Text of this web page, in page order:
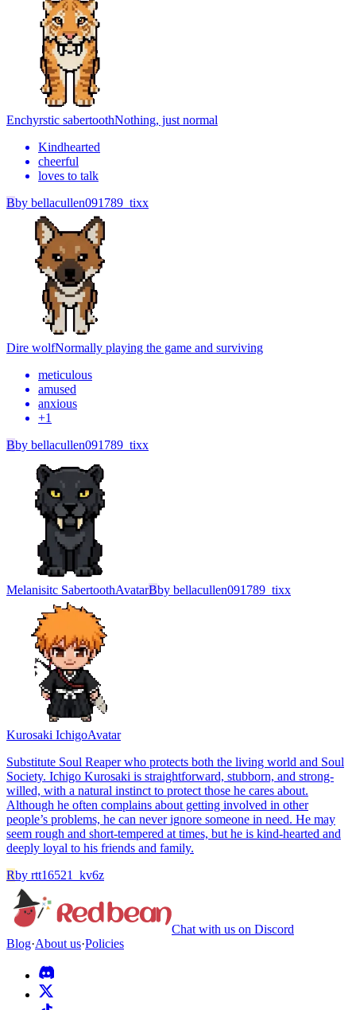
Enchyrstic sabertoothNothing, just normal
Kindhearted
cheerful
loves to talk
Bby bellacullen091789_tixx
Dire wolfNormally playing the game and surviving
meticulous
amused
anxious
+1
Bby bellacullen091789_tixx
Melanisitc SabertoothAvatarBby bellacullen091789_tixx
Kurosaki IchigoAvatar
Substitute Soul Reaper who protects both the living world and Soul
Society. Ichigo Kurosaki is straightforward, stubborn, and strong-
willed, with a natural instinct to protect those he cares about.
Although he often complains about getting involved in other
people’s problems, he can never ignore someone in need. He may
seem rough and short-tempered at times, but he is kind-hearted and
deeply loyal to his friends and family.
Rby rtt16521_kv6z
Chat with us on Discord
Blog·About us·Policies